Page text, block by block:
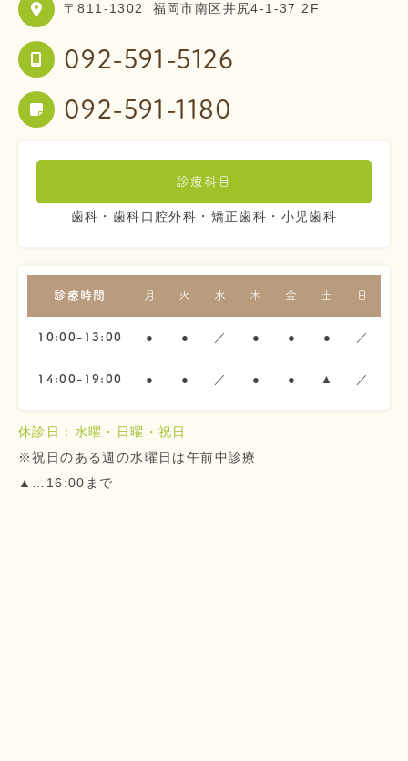
〒811-1302 福岡市南区井尻4-1-37 2F
092-591-5126
092-591-1180
診療科目
歯科・歯科口腔外科・矯正歯科・小児歯科
診療時間 月 火 水 木 金 土 日
10:00-13:00 ● ● ／ ● ● ● ／
14:00-19:00 ● ● ／ ● ● ▲ ／
休診日：水曜・日曜・祝日
※祝日のある週の水曜日は午前中診療
▲…16:00まで